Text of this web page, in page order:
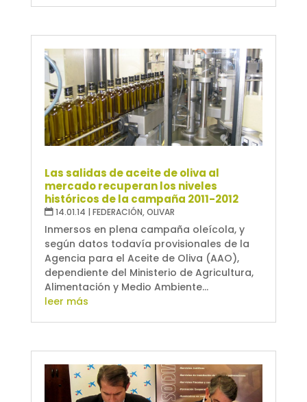
Las salidas de aceite de oliva al
mercado recuperan los niveles
históricos de la campaña 2011-2012
14.01.14 | FEDERACIÓN,OLIVAR
Inmersos en plena campaña oleícola, y
según datos todavía provisionales de la
Agencia para el Aceite de Oliva (AAO),
dependiente del Ministerio de Agricultura,
Alimentación y Medio Ambiente...
leer más